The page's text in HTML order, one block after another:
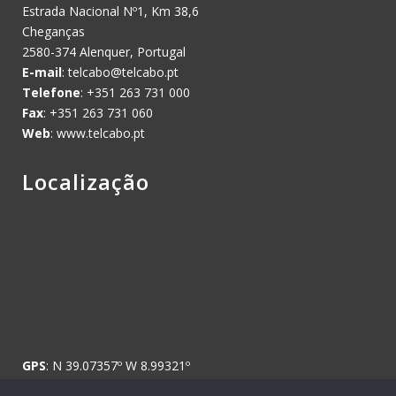
Estrada Nacional Nº1, Km 38,6
Cheganças
2580-374 Alenquer, Portugal
E-mail:telcabo@telcabo.pt
Telefone: +351 263 731 000
Fax: +351 263 731 060
Web: www.telcabo.pt
Localização
GPS: N 39.07357º W 8.99321º